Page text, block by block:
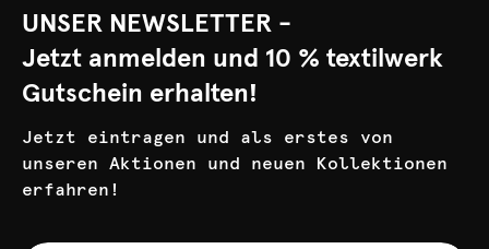
UNSER NEWSLETTER -
Jetzt anmelden und 10 % textilwerk
Gutschein erhalten!
Jetzt eintragen und als erstes von
unseren Aktionen und neuen Kollektionen
erfahren!